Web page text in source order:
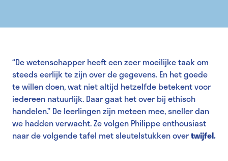
“De wetenschapper heeft een zeer moeilijke taak om
steeds eerlijk te zijn over de gegevens. En het goede
te willen doen, wat niet altijd hetzelfde betekent voor
iedereen natuurlijk. Daar gaat het over bij ethisch
handelen.” De leerlingen zijn meteen mee, sneller dan
we hadden verwacht. Ze volgen Philippe enthousiast
naar de volgende tafel met sleutelstukken overtwijfel.